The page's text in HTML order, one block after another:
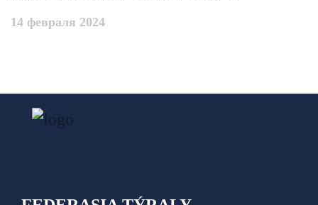
14 февраля 2024